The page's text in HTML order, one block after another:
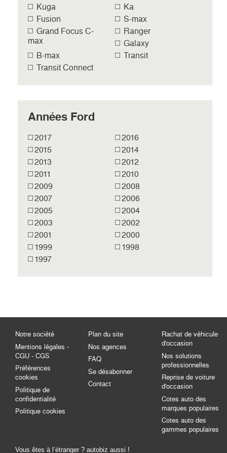
Kuga
Ka
Fusion
S-max
Grand Focus C-
max
Ranger
Galaxy
B-max
Transit
Transit Connect
Années Ford
2017
2016
2015
2014
2013
2012
2011
2010
2009
2008
2007
2006
2005
2004
2003
2002
2001
2000
1999
1998
1997
Notre société
Mentions légales -
CGU - CGS
Préférences
cookies
Politique de
confidentialité
Politique cookies
Plan du site
Nos agences
FAQ
Se désabonner
Contact
Rachat de véhicule
d'occasion
Nos solutions
professionnelles
Reprise de voiture
d'occasion
Cotes auto des
marques populaires
Cotes auto des
gammes populaires
Vous êtes à l’étranger ? autobiz aussi !